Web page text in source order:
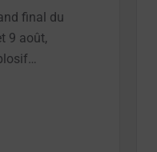
final du
9 août,